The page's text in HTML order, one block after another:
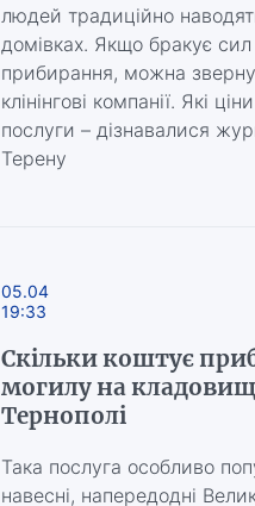
людей традиційно
домівках. Якщо бракує сил
прибирання, можна
клінінгові компанії. Які
послуги – дізнавалися
Терену
05.04
19:33
Скільки коштує
могилу на
Тернополі
Така послуга особливо
навесні, напередодні